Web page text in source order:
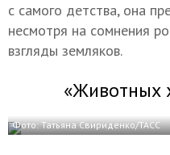
с самого детства, она
несмотря на сомнения
взгляды земляков.
«Животных
Фото: Татьяна Свириденко/ТАСС